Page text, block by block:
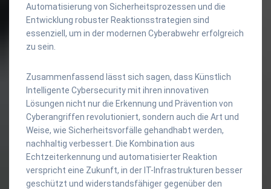
Automatisierung von Sicherheitsprozessen und die
Entwicklung robuster Reaktionsstrategien sind
essenziell, um in der modernen Cyberabwehr erfolgreich
zu sein.
Zusammenfassend lässt sich sagen, dass Künstlich
Intelligente Cybersecurity mit ihren innovativen
Lösungen nicht nur die Erkennung und Prävention von
Cyberangriffen revolutioniert, sondern auch die Art und
Weise, wie Sicherheitsvorfälle gehandhabt werden,
nachhaltig verbessert. Die Kombination aus
Echtzeiterkennung und automatisierter Reaktion
verspricht eine Zukunft, in der IT-Infrastrukturen besser
geschützt und widerstandsfähiger gegenüber den